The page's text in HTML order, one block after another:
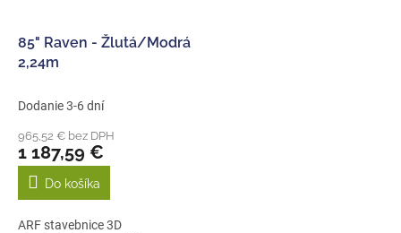
85" Raven - Žlutá/Modrá
2,24m
Dodanie 3-6 dní
965,52 € bez DPH
1 187,59 €
Do košíka
ARF stavebnice 3D